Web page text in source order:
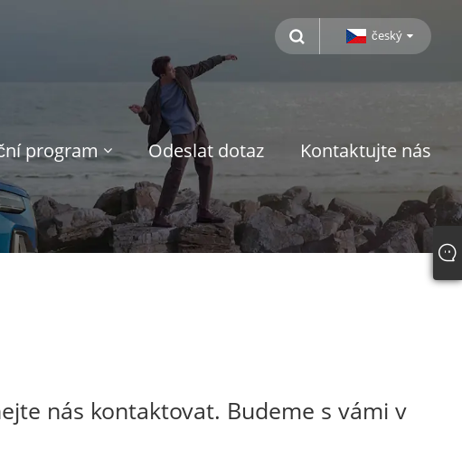
český
program Odeslat dotaz Kontaktujte nás
nás kontaktovat. Budeme s vámi v